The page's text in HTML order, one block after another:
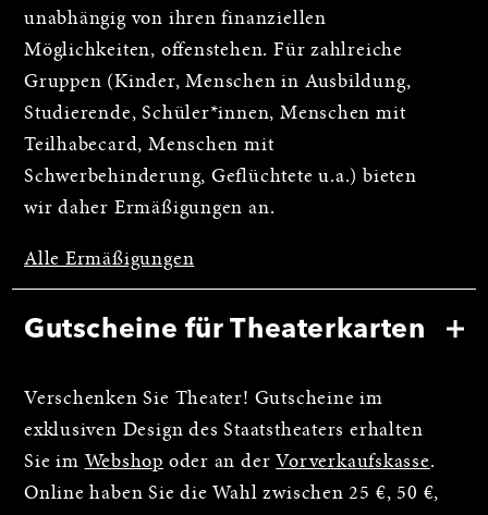
unabhängig von ihren finanziellen
Möglichkeiten, offenstehen. Für zahlreiche
Gruppen (Kinder, Menschen in Ausbildung,
Studierende, Schüler*innen, Menschen mit
Teilhabecard, Menschen mit
Schwerbehinderung, Geflüchtete u.a.) bieten
wir daher Ermäßigungen an.
Alle Ermäßigungen
Gutscheine für Theaterkarten
Verschenken Sie Theater! Gutscheine im
exklusiven Design des Staatstheaters erhalten
Sie im Webshop oder an der Vorverkaufskasse.
Online haben Sie die Wahl zwischen 25 €, 50 €,